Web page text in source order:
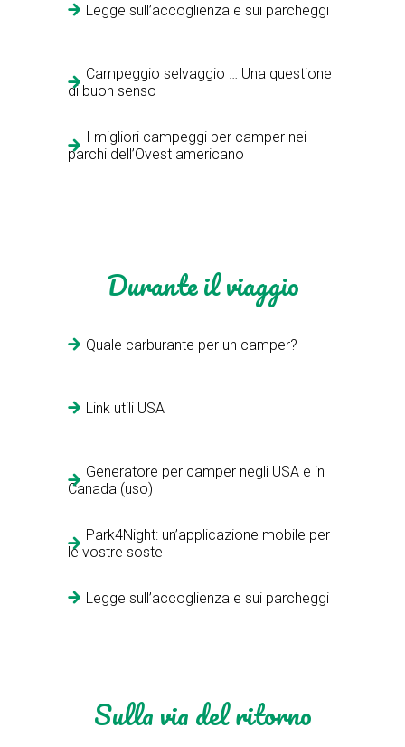
Legge sull’accoglienza e sui parcheggi
Campeggio selvaggio … Una questione
di buon senso
I migliori campeggi per camper nei
parchi dell’Ovest americano
Durante il viaggio
Quale carburante per un camper?
Link utili USA
Generatore per camper negli USA e in
Canada (uso)
Park4Night: un’applicazione mobile per
le vostre soste
Legge sull’accoglienza e sui parcheggi
Sulla via del ritorno